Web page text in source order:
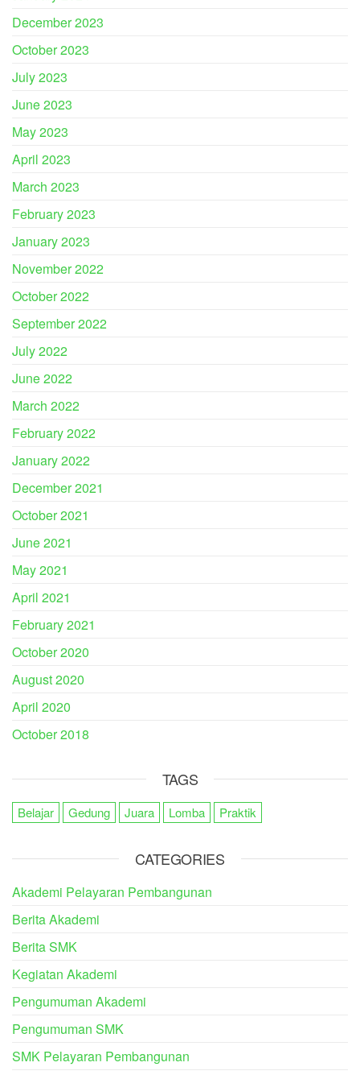
December 2023
October 2023
July 2023
June 2023
May 2023
April 2023
March 2023
February 2023
January 2023
November 2022
October 2022
September 2022
July 2022
June 2022
March 2022
February 2022
January 2022
December 2021
October 2021
June 2021
May 2021
April 2021
February 2021
October 2020
August 2020
April 2020
October 2018
TAGS
Belajar Gedung Juara Lomba Praktik
CATEGORIES
Akademi Pelayaran Pembangunan
Berita Akademi
Berita SMK
Kegiatan Akademi
Pengumuman Akademi
Pengumuman SMK
SMK Pelayaran Pembangunan